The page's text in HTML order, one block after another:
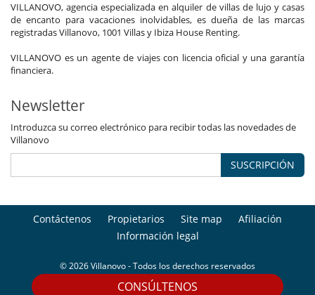
CONSÚLTENOS
VILLANOVO, agencia especializada en alquiler de villas de lujo y casas
de encanto para vacaciones inolvidables, es dueña de las marcas
registradas Villanovo, 1001 Villas y Ibiza House Renting.
VILLANOVO es un agente de viajes con licencia oficial y una garantía
financiera.
Newsletter
Introduzca su correo electrónico para recibir todas las novedades de
Villanovo
SUSCRIPCIÓN
Contáctenos Propietarios Site map
Afiliación
Información legal
© 2026 Villanovo - Todos los derechos reservados